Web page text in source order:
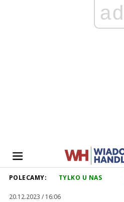
ad
POLECAMY: TYLKO U NAS
20.12.2023 / 16:06